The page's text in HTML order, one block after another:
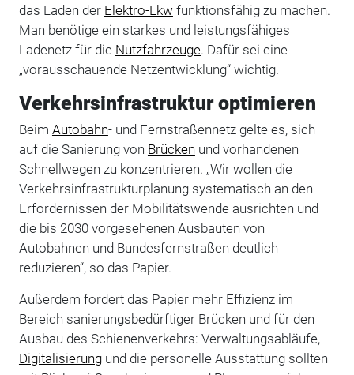
das Laden der Elektro-Lkw funktionsfähig zu machen.
Man benötige ein starkes und leistungsfähiges
Ladenetz für die Nutzfahrzeuge. Dafür sei eine
„vorausschauende Netzentwicklung“ wichtig.
Verkehrsinfrastruktur optimieren
Beim Autobahn- und Fernstraßennetz gelte es, sich
auf die Sanierung von Brücken und vorhandenen
Schnellwegen zu konzentrieren. „Wir wollen die
Verkehrsinfrastrukturplanung systematisch an den
Erfordernissen der Mobilitätswende ausrichten und
die bis 2030 vorgesehenen Ausbauten von
Autobahnen und Bundesfernstraßen deutlich
reduzieren“, so das Papier.
Außerdem fordert das Papier mehr Effizienz im
Bereich sanierungsbedürftiger Brücken und für den
Ausbau des Schienenverkehrs: Verwaltungsabläufe,
Digitalisierungund die personelle Ausstattung sollten